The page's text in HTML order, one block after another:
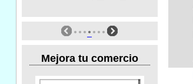
Mejora tu comercio